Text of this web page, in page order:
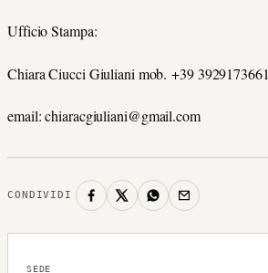
Ufficio Stampa:
Chiara Ciucci Giuliani mob. +39 3929173661
email: chiaracgiuliani@gmail.com
CONDIVIDI
SEDE